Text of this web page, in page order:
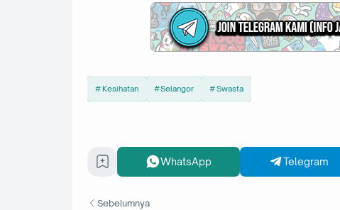
Kesihatan Selangor Swasta
WhatsApp Telegram
Sebelumnya